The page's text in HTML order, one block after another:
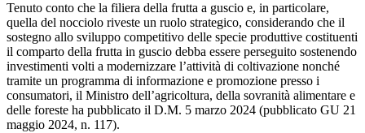
Tenuto conto che la filiera della frutta a guscio e, in particolare,
quella del nocciolo riveste un ruolo strategico, considerando che il
sostegno allo sviluppo competitivo delle specie produttive costituenti
il comparto della frutta in guscio debba essere perseguito sostenendo
investimenti volti a modernizzare l’attività di coltivazione nonché
tramite un programma di informazione e promozione presso i
consumatori, il Ministro dell’agricoltura, della sovranità alimentare e
delle foreste ha pubblicato il D.M. 5 marzo 2024 (pubblicato GU 21
maggio 2024, n. 117).